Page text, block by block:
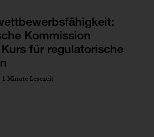
Kommission
für regulatorische
1 Minute Lesezeit